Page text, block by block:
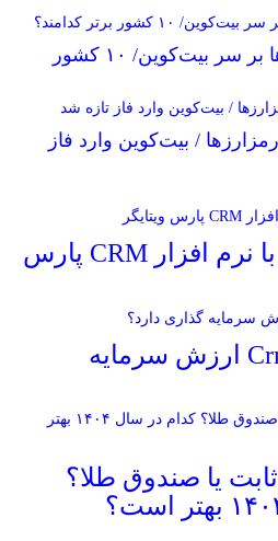
رقابت پنهان دولت‌ها بر سر بیت‌کوین/ ۱۰ کشور
/ بیت‌کوین وارد فاز
تحلیل سرمایه با نرم افزار CRM پارس
آیا نرم افزار Crm ارزش سرمایه
یا صندوق طلا؟